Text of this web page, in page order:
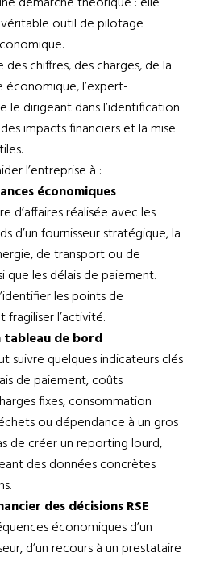
outil de pilotage
des chiffres, des charges, de la
l’expert-
dirigeant dans l’identification
impacts financiers et la mise
l’entreprise à :
économiques
d’affaires réalisée avec les
d’un fournisseur stratégique, la
de transport ou de
que les délais de paiement.
les points de
l’activité.
tableau de bord
suivre quelques indicateurs clés
de paiement, coûts
fixes, consommation
ou dépendance à un gros
de créer un reporting lourd,
des données concrètes
des décisions RSE
économiques d’un
d’un recours à un prestataire